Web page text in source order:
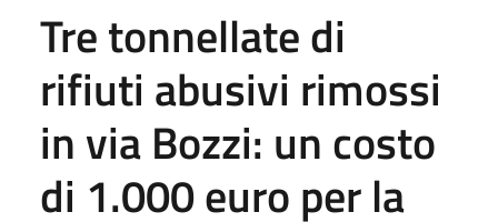
Tre tonnellate di
rifiuti abusivi rimossi
in via Bozzi: un costo
di 1.000 euro per la